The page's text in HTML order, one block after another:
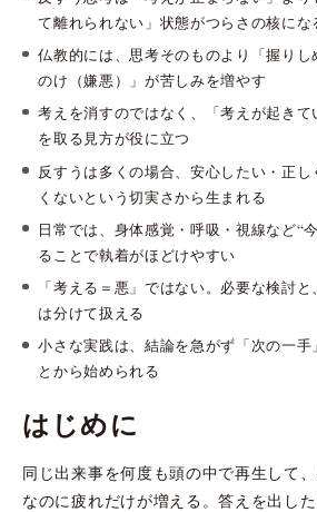
て離れられない」状態がつらさの核にな
仏教的には、思考そのものより「握りし
のけ（嫌悪）」が苦しみを増やす
考えを消すのではなく、「考えが起き
を取る見方が役に立つ
反すうは多くの場合、安心したい・正
くないという切実さから生まれる
日常では、身体感覚・呼吸・視線など“
ることで執着がほどけやすい
「考える＝悪」ではない。必要な検討
は分けて扱える
小さな実践は、結論を急がず「次の一手
とから始められる
はじめに
同じ出来事を何度も頭の中で再生して
なのに疲れだけが増える。答えを出し